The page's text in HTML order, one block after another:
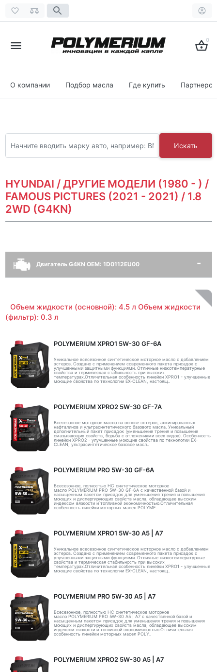
0
О компании Подбор масла Где купить
Искать
HYUNDAI / ДРУГИЕ МОДЕЛИ (1980 - ) /
FAMOUS PICTURES (2021 - 2021) / 1.8
2WD (G4KN)
Двигатель G4KN OEM: 1D0112EU00
Объем жидкости (основной): 4.5 л Объем жидкости
(фильтр): 0.3 л
POLYMERIUM XPRO1 5W-30 GF-6A
Уникальное всесезонное синтетическое моторное масло с добавлением
эстеров. Создано с применением современного пакета присадок с
улучшенными защитными функциями. Отличные низкотемпературные
свойства и термическая стабильность при высоких
температурах.Отличительная особенность линейки XPRO1 - улучшенные
моющие свойства по технологии EX-CLEAN, настоящ..
POLYMERIUM XPRO2 5W-30 GF-7A
Всесезонное моторное масло на основе эстеров, алкилированных
нафталинов и ультрасинтетического базового масла. Уникальный
дополнительный пакет присадок (уменьшение трения и повышение
смазывающих свойств, борьба с отложениями всех видов). Особенность
линейки XPRO2 - улучшенные моющие свойства по технологии EX-
CLEAN, ультрасинтетическое базовое масл..
POLYMERIUM PRO 5W-30 GF-6A
Всесезонное, полностью HC синтетическое моторное
масло POLYMERIUM PRO 5W-30 GF-6A с качественной базой и
насыщенным пакетом присадок для уменьшения трения и повышения
моющих и диспергирующих свойств масла, обладающее высоким
индексом вязкости и топливной экономичностью.Отличительная
особенность линейки моторных масел POLYME..
POLYMERIUM XPRO1 5W-30 А5 | А7
Уникальное всесезонное синтетическое моторное масло с добавлением
эстеров. Создано с применением современного пакета присадок с
улучшенными защитными функциями. Отличные низкотемпературные
свойства и термическая стабильность при высоких
температурах.Отличительная особенность линейки XPRO1 - улучшенные
моющие свойства по технологии EX-CLEAN, настоящ..
POLYMERIUM PRO 5W-30 A5 | А7
Всесезонное, полностью HC синтетическое моторное
масло POLYMERIUM PRO 5W-30 A5 | А7 с качественной базой и
насыщенным пакетом присадок для уменьшения трения и повышения
моющих и диспергирующих свойств масла, обладающее высоким
индексом вязкости и топливной экономичностью.Отличительная
особенность линейки моторных масел POLY..
POLYMERIUM XPRO2 5W-30 А5 | А7